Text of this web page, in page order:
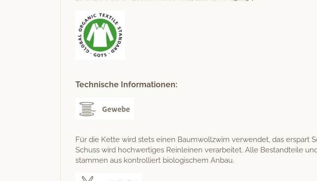
Technische Informationen:
Für die Kette wird stets einen Baum­wol­lzwirn ver­wen­det, das
Schuss wird hochw­er­tiges Rein­leinen ver­ar­beit­et. Alle Bestandteile
stam­men aus kon­trol­liert biol­o­gis­chem Anbau.